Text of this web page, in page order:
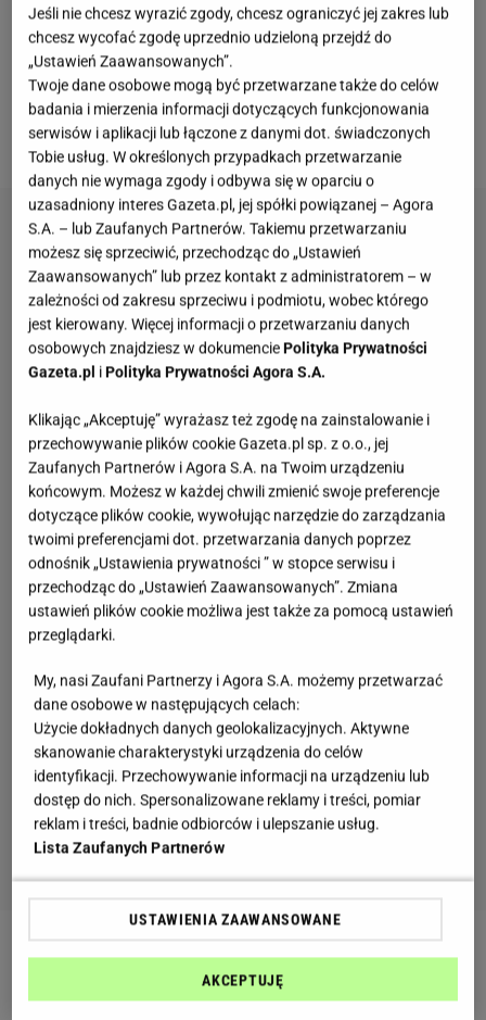
osteoporozy powinny zachować ostrożność z uwagi
na obecność kwasu szczawiowego. W sezonie trafia
dociast, tart,kompotów, konfitur i sosów słodkich,
jak i wytrawnych. I choć jego zastosowań jest wiele,
jedno pytanie powraca co roku jak bumerang.
Zobacz wideoRabarbar kojarzy nam się z pysznymi
ciastami babci. Wiedzieliście, że jest taki zdrowy?
Jeśli nie chcesz wyrazić zgody, chcesz ograniczyć jej zakres lub
chcesz wycofać zgodę uprzednio udzieloną przejdź do
„Ustawień Zaawansowanych”.
Twoje dane osobowe mogą być przetwarzane także do celów
badania i mierzenia informacji dotyczących funkcjonowania
serwisów i aplikacji lub łączone z danymi dot. świadczonych
Tobie usług. W określonych przypadkach przetwarzanie
danych nie wymaga zgody i odbywa się w oparciu o
uzasadniony interes Gazeta.pl, jej spółki powiązanej – Agora
S.A. – lub Zaufanych Partnerów. Takiemu przetwarzaniu
możesz się sprzeciwić, przechodząc do „Ustawień
Zaawansowanych” lub przez kontakt z administratorem – w
zależności od zakresu sprzeciwu i podmiotu, wobec którego
jest kierowany. Więcej informacji o przetwarzaniu danych
osobowych znajdziesz w dokumencie Polityka Prywatności
Gazeta.pl i Polityka Prywatności Agora S.A.
Klikając „Akceptuję” wyrażasz też zgodę na zainstalowanie i
przechowywanie plików cookie Gazeta.pl sp. z o.o., jej
Zaufanych Partnerów i Agora S.A. na Twoim urządzeniu
końcowym. Możesz w każdej chwili zmienić swoje preferencje
dotyczące plików cookie, wywołując narzędzie do zarządzania
twoimi preferencjami dot. przetwarzania danych poprzez
odnośnik „Ustawienia prywatności ” w stopce serwisu i
przechodząc do „Ustawień Zaawansowanych”. Zmiana
ustawień plików cookie możliwa jest także za pomocą ustawień
przeglądarki.
My, nasi Zaufani Partnerzy i Agora S.A. możemy przetwarzać
dane osobowe w następujących celach:
Użycie dokładnych danych geolokalizacyjnych. Aktywne
skanowanie charakterystyki urządzenia do celów
identyfikacji. Przechowywanie informacji na urządzeniu lub
dostęp do nich. Spersonalizowane reklamy i treści, pomiar
reklam i treści, badnie odbiorców i ulepszanie usług.
Lista Zaufanych Partnerów
USTAWIENIA ZAAWANSOWANE
AKCEPTUJĘ